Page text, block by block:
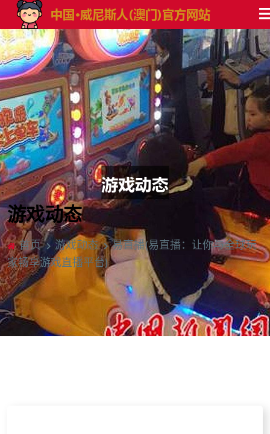
游戏动态
首页 游戏动态
易直播(易直播：让你与全球玩
家畅享游戏直播平台)